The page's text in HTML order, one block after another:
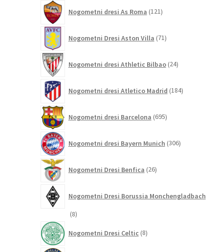
Nogometni dresi As Roma 121izdelkov
Nogometni Dresi Aston Villa 71izdelkov
Nogometni dresi Athletic Bilbao 24izdelkov
Nogometni dresi Atletico Madrid 184izdelkov
Nogometni dresi Barcelona 695izdelkov
Nogometni dresi Bayern Munich 306izdelkov
Nogometni Dresi Benfica 26izdelkov
Nogometni Dresi Borussia Monchengladbach
88
Nogometni Dresi Celtic 8izdelkov